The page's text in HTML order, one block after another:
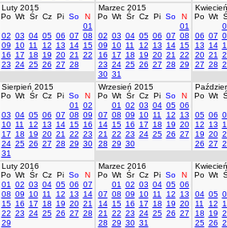
Luty 2015
Po Wt Śr Cz Pi So
N
01
02 03 04 05 06 07 08
09
10 11 12 13 14 15
16
17 18 19 20 21
22
23 24 25 26 27 28
Marzec 2015
Po Wt Śr Cz Pi So
N
01
02 03 04 05 06 07 08
09
10 11 12 13 14 15
16
17 18 19 20 21
22
23 24 25 26 27 28 29
30 31
Po Wt
06 07
13
14
20 21
27 28
Sierpień 2015
Po Wt Śr Cz Pi So
N
01
02
03 04 05 06 07 08 09
10 11 12 13 14 15 16
17
18 19 20 21 22 23
24 25 26 27 28 29 30
31
Wrzesień 2015
Po Wt Śr Cz Pi So
N
01
02 03 04 05 06
07 08 09 10 11 12
13
14 15 16 17 18 19 20
21
22 23 24 25 26 27
28 29 30
Po Wt
05 06
12
13
19 20
26 27
Luty 2016
Po Wt Śr Cz Pi So
N
01
02 03 04 05 06 07
08 09 10 11 12 13
14
15 16 17 18 19 20 21
22 23 24 25 26 27 28
29
Marzec 2016
Po Wt Śr Cz Pi So
N
01
02 03 04 05 06
07 08 09 10 11 12
13
14 15 16 17 18 19 20
21
22 23 24 25 26 27
28 29 30 31
Po Wt
04 05
11
12
18
19
25 26